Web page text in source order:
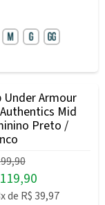
Under Armour
Mid
Preto /
de R$ 39,97